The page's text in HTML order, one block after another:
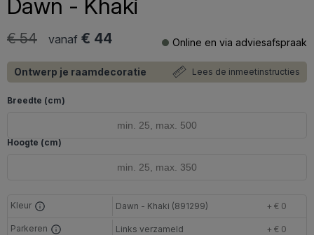
Dawn - Khaki
vanaf € 44
€ 54 Online en via adviesafspraak
Ontwerp je raamdecoratie Lees de inmeetinstructies
Breedte (cm)
Hoogte (cm)
Kleur Dawn - Khaki (891299) + € 0
Parkeren Links verzameld + € 0